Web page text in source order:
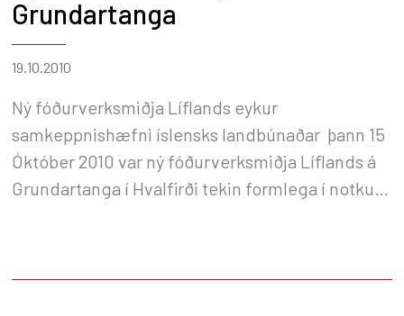
Grundartanga
19.10.2010
Ný fóðurverksmiðja Líflands eykur
samkeppnishæfni íslensks landbúnaðar þann 15
Óktóber 2010 var ný fóðurverksmiðja Líflands á
Grundartanga í Hvalfirði tekin formlega í notkun.